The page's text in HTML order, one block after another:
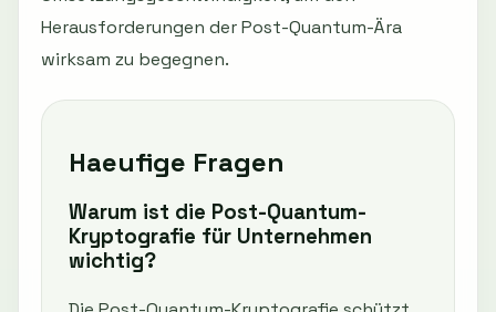
Herausforderungen der Post-Quantum-Ära
wirksam zu begegnen.
Haeufige Fragen
Warum ist die Post-Quantum-
Kryptografie für Unternehmen
wichtig?